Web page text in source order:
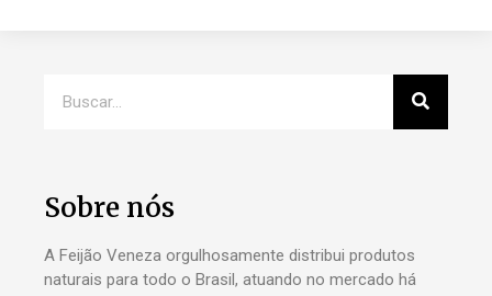
Sobre nós
A Feijão Veneza orgulhosamente distribui produtos
naturais para todo o Brasil, atuando no mercado há